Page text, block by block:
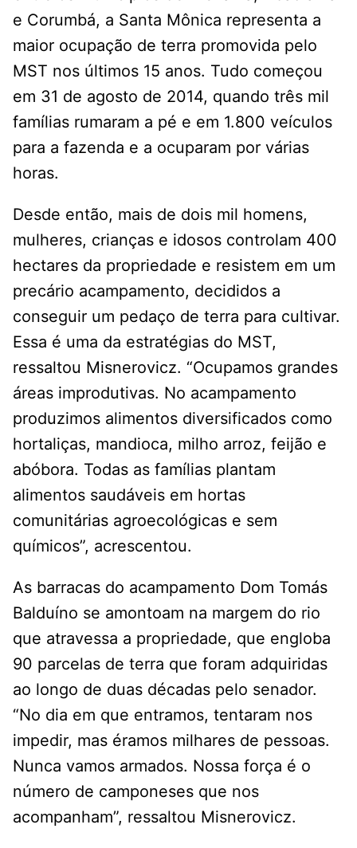
e Corumbá, a Santa Mônica representa a
maior ocupação de terra promovida pelo
MST nos últimos 15 anos. Tudo começou
em 31 de agosto de 2014, quando três mil
famílias rumaram a pé e em 1.800 veículos
para a fazenda e a ocuparam por várias
horas.
Desde então, mais de dois mil homens,
mulheres, crianças e idosos controlam 400
hectares da propriedade e resistem em um
precário acampamento, decididos a
conseguir um pedaço de terra para cultivar.
Essa é uma da estratégias do MST,
ressaltou Misnerovicz. “Ocupamos grandes
áreas improdutivas. No acampamento
produzimos alimentos diversificados como
hortaliças, mandioca, milho arroz, feijão e
abóbora. Todas as famílias plantam
alimentos saudáveis em hortas
comunitárias agroecológicas e sem
químicos”, acrescentou.
As barracas do acampamento Dom Tomás
Balduíno se amontoam na margem do rio
que atravessa a propriedade, que engloba
90 parcelas de terra que foram adquiridas
ao longo de duas décadas pelo senador.
“No dia em que entramos, tentaram nos
impedir, mas éramos milhares de pessoas.
Nunca vamos armados. Nossa força é o
número de camponeses que nos
acompanham”, ressaltou Misnerovicz.